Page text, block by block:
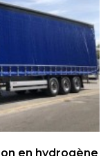
en hydrogène